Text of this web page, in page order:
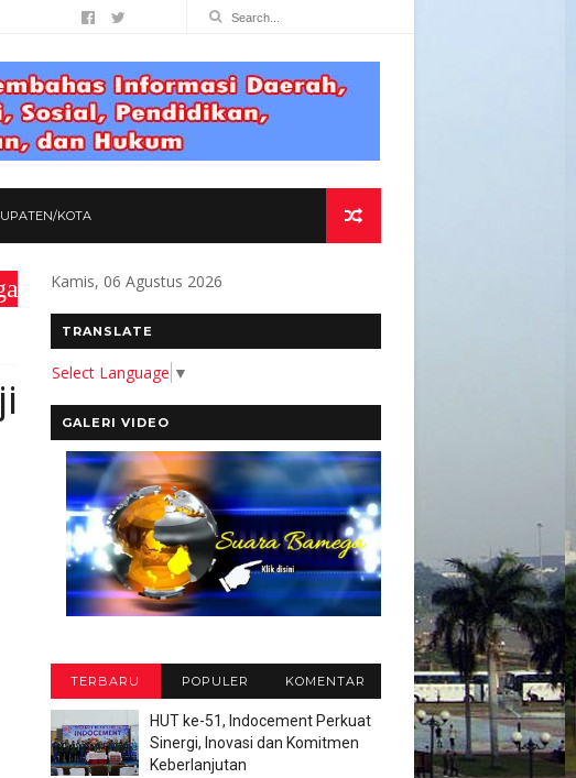
KOTA
" KOMITMEN KAMI MEMBANGUN MEDIA
Kamis, 06 Agustus 2026
TRANSLATE
Select Language ▼
GALERI VIDEO
TERBARU POPULER KOMENTAR
HUT ke-51, Indocement Perkuat
Sinergi, Inovasi dan Komitmen
Keberlanjutan